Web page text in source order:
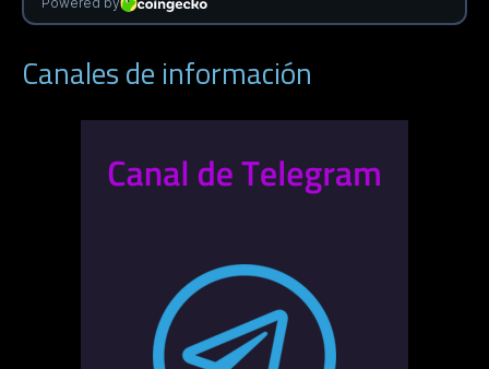
Canales de información